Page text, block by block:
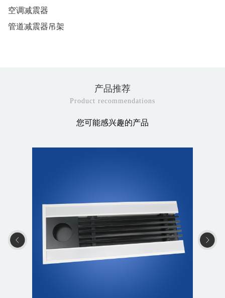
空调减震器
管道减震器吊架
产品推荐
Product recommendations
您可能感兴趣的产品